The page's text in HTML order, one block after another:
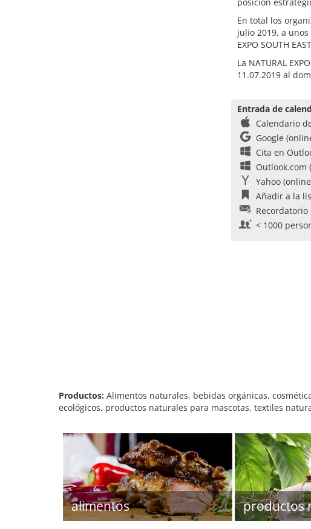
En total los
julio 2019, a unos
EXPO SOUTH
La NATURAL
11.07.2019 al
Entrada de
Calendario
Google
Cita en
Outlook.com
Yahoo
Añadir a la
< 1000
Productos: Alimentos naturales, bebidas orgánicas,
ecológicos, productos naturales para mascotas, textiles
alimentos productos